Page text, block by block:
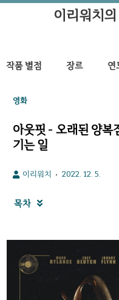
이리워치
작품 별점 장르 연
영화
아웃핏 - 오래된 양복
기는 일
이리워치 2022. 12. 5.
목차 